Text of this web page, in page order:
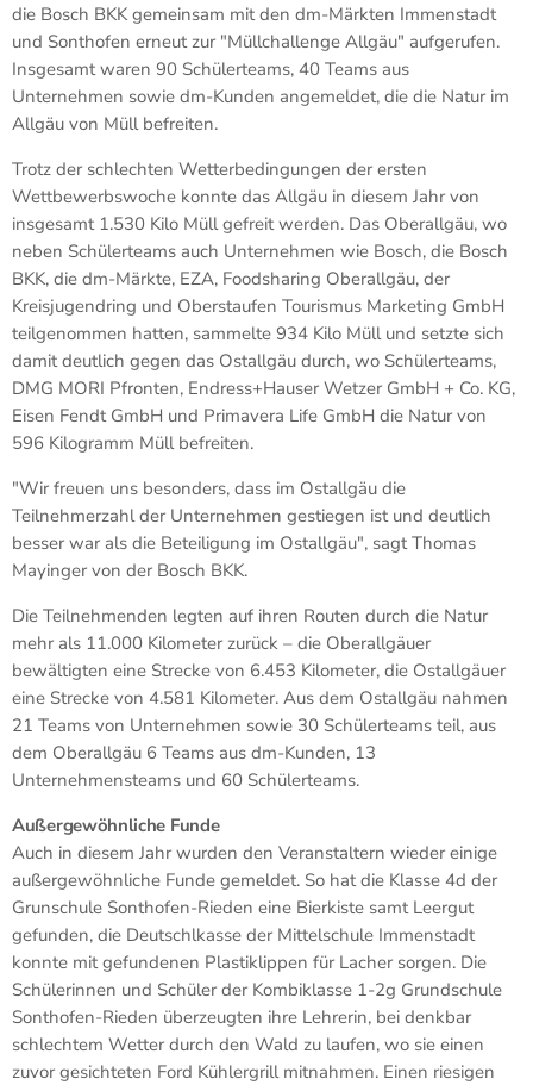
die Bosch BKK gemeinsam mit den dm-Märkten Immenstadt
und Sonthofen erneut zur "Müllchallenge Allgäu" aufgerufen.
Insgesamt waren 90 Schülerteams, 40 Teams aus
Unternehmen sowie dm-Kunden angemeldet, die die Natur im
Allgäu von Müll befreiten.
Trotz der schlechten Wetterbedingungen der ersten
Wettbewerbswoche konnte das Allgäu in diesem Jahr von
insgesamt 1.530 Kilo Müll gefreit werden. Das Oberallgäu, wo
neben Schülerteams auch Unternehmen wie Bosch, die Bosch
BKK, die dm-Märkte, EZA, Foodsharing Oberallgäu, der
Kreisjugendring und Oberstaufen Tourismus Marketing GmbH
teilgenommen hatten, sammelte 934 Kilo Müll und setzte sich
damit deutlich gegen das Ostallgäu durch, wo Schülerteams,
DMG MORI Pfronten, Endress+Hauser Wetzer GmbH + Co. KG,
Eisen Fendt GmbH und Primavera Life GmbH die Natur von
596 Kilogramm Müll befreiten.
"Wir freuen uns besonders, dass im Ostallgäu die
Teilnehmerzahl der Unternehmen gestiegen ist und deutlich
besser war als die Beteiligung im Ostallgäu", sagt Thomas
Mayinger von der Bosch BKK.
Die Teilnehmenden legten auf ihren Routen durch die Natur
mehr als 11.000 Kilometer zurück – die Oberallgäuer
bewältigten eine Strecke von 6.453 Kilometer, die Ostallgäuer
eine Strecke von 4.581 Kilometer. Aus dem Ostallgäu nahmen
21 Teams von Unternehmen sowie 30 Schülerteams teil, aus
dem Oberallgäu 6 Teams aus dm-Kunden, 13
Unternehmensteams und 60 Schülerteams.
Außergewöhnliche Funde
Auch in diesem Jahr wurden den Veranstaltern wieder einige
außergewöhnliche Funde gemeldet. So hat die Klasse 4d der
Grunschule Sonthofen-Rieden eine Bierkiste samt Leergut
gefunden, die Deutschlkasse der Mittelschule Immenstadt
konnte mit gefundenen Plastiklippen für Lacher sorgen. Die
Schülerinnen und Schüler der Kombiklasse 1-2g Grundschule
Sonthofen-Rieden überzeugten ihre Lehrerin, bei denkbar
schlechtem Wetter durch den Wald zu laufen, wo sie einen
zuvor gesichteten Ford Kühlergrill mitnahmen. Einen riesigen